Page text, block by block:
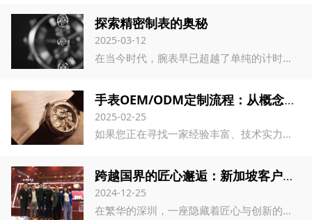
探索精密制表的奥秘
2025-03-12
在当今时代，腕表早已超越了单纯的计时功能，成为彰显个性、品味与身份的象征。作为一家致力于传承与创新的手表制造厂家，宏利源钟表厂家深知，每一枚腕表背后都凝聚着精湛的工艺与对时间的无限追求。
手表OEM/ODM定制流程：从概念到成品
2025-02-25
如果您正在寻找一家经验丰富、技术实力雄厚的深圳手表工厂，那么宏利源钟表厂家将是您的不二之选。宏利源钟表厂家专注于定制手表服务多年，拥有先进的生产设备和完善的质量管理体系，能够为客户提供从设计到生产的一站式服务，帮助客户打造独一无二的手表品牌。
跨越国界的匠心邂逅：新加坡客户探访手表定制工厂
2024-12-25
在繁华的深圳，一座隐藏着匠心与创新的手表定制工厂，迎来了远道而来的新加坡客户。这三位客户，对手表艺术有着独到的见解与追求，此次专程来访，意在寻找一家能够完美诠释他心中手表梦想的工厂。